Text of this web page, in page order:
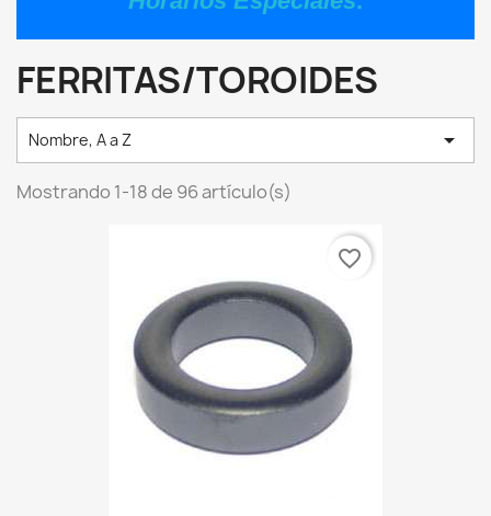
FERRITAS/TOROIDES
Nombre, A a Z 
Mostrando 1-18 de 96 artículo(s)
favorite_border